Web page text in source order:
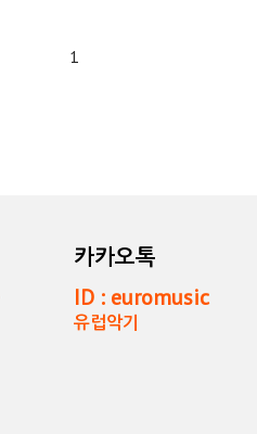
1
카카오톡
ID : euromusic
유럽악기